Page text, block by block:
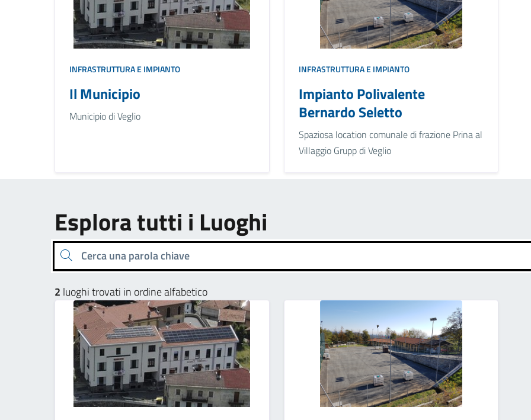
INFRASTRUTTURA E IMPIANTO
Il Municipio
Municipio di Veglio
INFRASTRUTTURA E IMPIANTO
Impianto Polivalente
Bernardo Seletto
Spaziosa location comunale di frazione Prina al
Villaggio Grupp di Veglio
Esplora tutti i Luoghi
Cerca una parola chiave
2 luoghi trovati in ordine alfabetico